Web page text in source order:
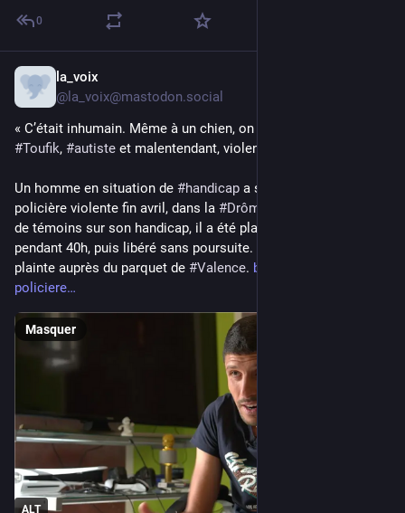
0
la_voix
@ la_voix@mastodon.social
#Toufik, #autiste et malentendant, violenté par la
Un homme en situation de #handicap a subi une interpellation
policière violente fin avril, dans la #Drôme
de témoins sur son handicap, il a été placé en garde-à-vue
pendant 40h, puis libéré sans poursuite. La famille a porté
plainte auprès du parquet de #Valence. basta.media/Violence-
policiere
ALT
Masquer